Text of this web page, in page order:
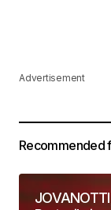
Advertisement
Recommended